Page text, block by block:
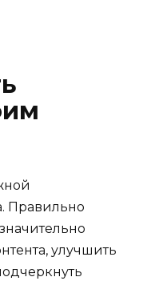
Правильно
улучшить